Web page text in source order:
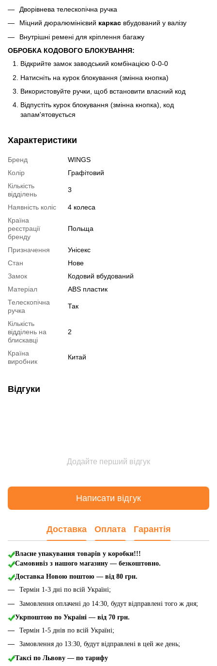
Дворівнева телескопічна ручка
Міцний дюралюмінієвий каркас вбудований у валізу
Внутрішні ремені для кріплення багажу
ОБРОБКА КОДОВОГО БЛОКУВАННЯ:
Відкрийте замок заводський комбінацією 0-0-0
Натисніть на курок блокування (змінна кнопка)
Використовуйте ручки, щоб встановити власний код
Відпустіть курок блокування (змінна кнопка), код
запам'ятовується
Характеристики
Бренд
WINGS
Колір
Графітовий
Кількість
відділень
3
Наявність коліс
4 колеса
Країна
реєстрації
бренду
Польща
Призначення
Унісекс
Стан
Нове
Замок
Кодовий вбудований
Матеріал
ABS пластик
Телескопічна
ручка
Так
Кількість
відділень на
блискавці
2
Країна
виробник
Китай
Відгуки
Додайте перший відгук
Написати відгук
Доставка Оплата Гарантія
Власне упакування товарів у коробки!!!
Самовивіз з нашого магазину — безкоштовно.
Доставка Новою поштою — від 80 грн.
Термін 1-3 дні по всій Україні;
Замовлення оплачені до 14:30, будут відправлені того ж дня;
Укрпоштою по Україні — від 70 грн.
Термін 1-5 днів по всій Україні;
Замовлення до 13:30, будут відправлені в цей же день;
Таксі по Львову — по тарифу